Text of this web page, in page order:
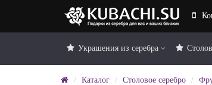
Украшения из серебра
Каталог Столовое серебро